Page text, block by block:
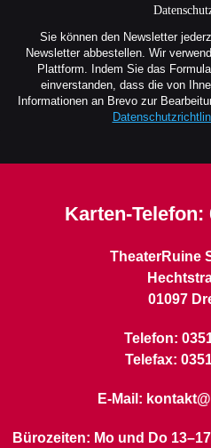
Sie können den Newsletter
Newsletter abbestellen. Wir
Plattform. Indem Sie das
einverstanden, dass die von
Informationen an Brevo zur
Karten-Telefon:
TheaterRuine
01097
Telefon:
Telefax:
E-Mail:
Bürozeiten: Mo und Do